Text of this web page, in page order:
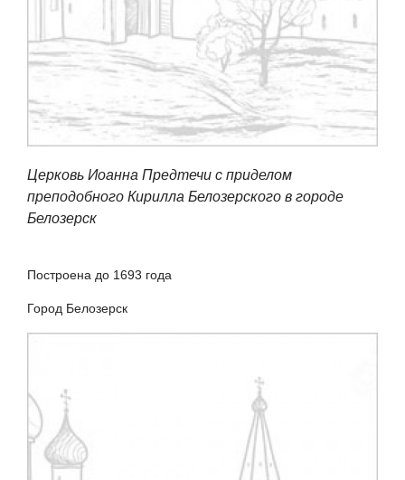
Церковь Иоанна Предтечи с приделом
преподобного Кирилла Белозерского в городе
Белозерск
Построена до 1693 года
Город Белозерск